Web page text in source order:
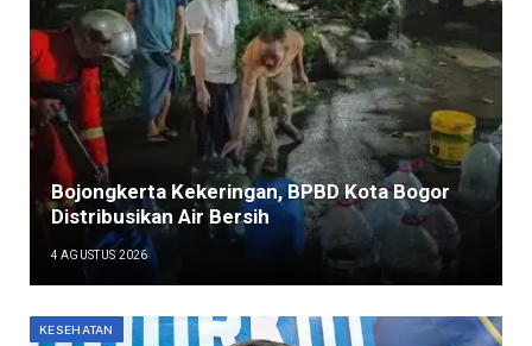
Bojongkerta Kekeringan, BPBD Kota Bogor
Distribusikan Air Bersih
4 AGUSTUS 2026
KESEHATAN